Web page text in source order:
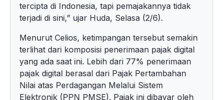
tercipta di Indonesia, tapi pemajakannya tidak
terjadi di sini,” ujar Huda, Selasa (2/6).
Menurut Celios, ketimpangan tersebut semakin
terlihat dari komposisi penerimaan pajak digital
yang ada saat ini. Lebih dari 77% penerimaan
pajak digital berasal dari Pajak Pertambahan
Nilai atas Perdagangan Melalui Sistem
Elektronik (PPN PMSE). Pajak ini dibayar oleh